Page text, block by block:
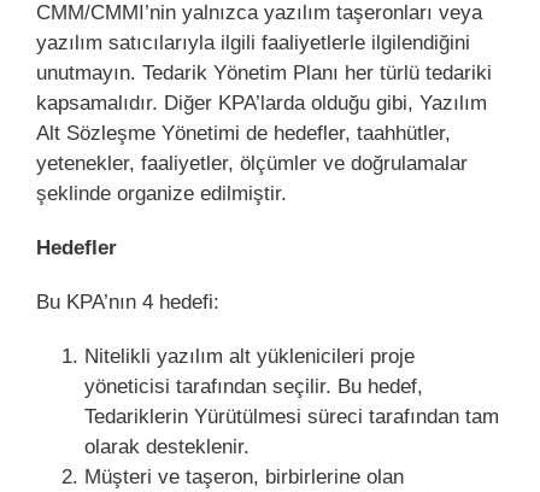
CMM/CMMI’nin yalnızca yazılım taşeronları veya
yazılım satıcılarıyla ilgili faaliyetlerle ilgilendiğini
unutmayın. Tedarik Yönetim Planı her türlü tedariki
kapsamalıdır. Diğer KPA’larda olduğu gibi, Yazılım
Alt Sözleşme Yönetimi de hedefler, taahhütler,
yetenekler, faaliyetler, ölçümler ve doğrulamalar
şeklinde organize edilmiştir.
Hedefler
Bu KPA’nın 4 hedefi:
Nitelikli yazılım alt yüklenicileri proje
yöneticisi tarafından seçilir. Bu hedef,
Tedariklerin Yürütülmesi süreci tarafından tam
olarak desteklenir.
Müşteri ve taşeron, birbirlerine olan